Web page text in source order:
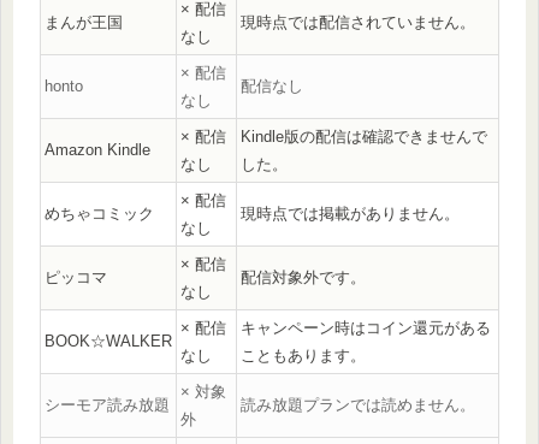
まんが王国
× 配信
なし
現時点では配信されていません。
honto
× 配信
なし
配信なし
Amazon Kindle
× 配信
なし
Kindle版の配信は確認できませんで
した。
めちゃコミック
× 配信
なし
現時点では掲載がありません。
ピッコマ
× 配信
なし
配信対象外です。
BOOK☆WALKER
× 配信
なし
キャンペーン時はコイン還元がある
こともあります。
シーモア読み放題
× 対象
外
読み放題プランでは読めません。